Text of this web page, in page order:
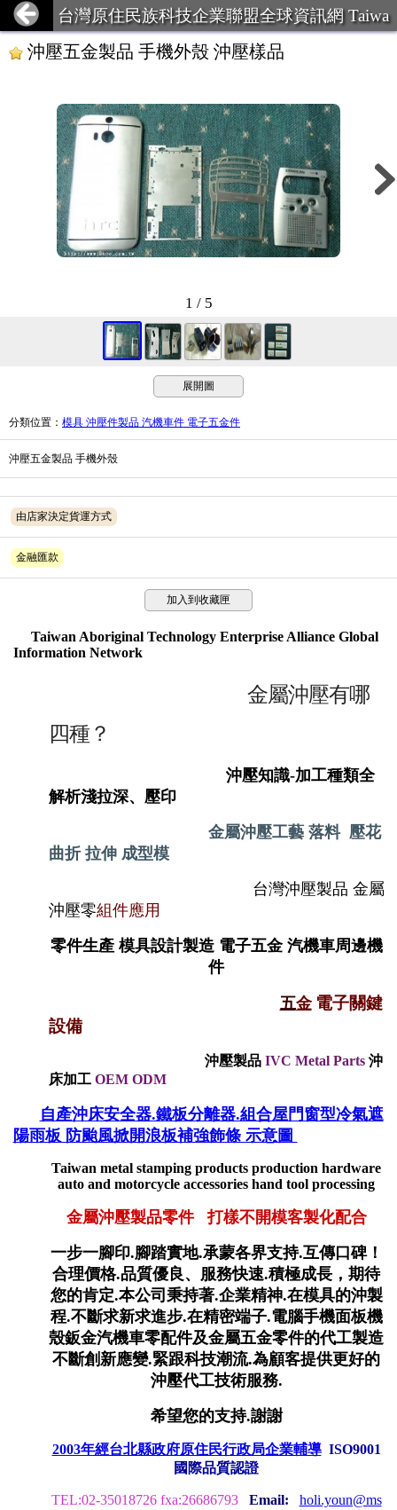
台灣原住民族科技企業聯盟全球資訊網 Taiwa
n Aboriginal Technology Ent
沖壓五金製品 手機外殼 沖壓樣品
1 / 5
展開圖
分類位置 ： 模具 沖壓件製品 汽機車件 電子五金件
沖壓五金製品 手機外殼
由店家決定貨運方式
金融匯款
加入到收藏匣
Taiwan Aboriginal Technology Enterprise Alliance Global
Information Network
金屬沖壓有哪
四種？
沖壓知識-加工種類全
解析淺拉深、壓印
金屬沖壓工藝 落料 壓花
曲折 拉伸 成型模
台灣沖壓製品 金屬
沖壓零組件應用
零件生產 模具設計製造 電子五金 汽機車周邊機
件
五金 電子關鍵
設備
沖壓製品 IVC Metal Parts 沖
床加工OEM ODM
自產沖床安全器.鐵板分離器.組合屋門窗型冷氣遮
陽雨板 防颱風掀開浪板補強飾條 示意圖
Taiwan metal stamping products production hardware
auto and motorcycle accessories hand tool processing
金屬沖壓製品零件 打樣不開模客製化配合
一步一腳印.腳踏實地.承蒙各界支持.互傳口碑！
合理價格.品質優良、服務快速.積極成長，期待
您的肯定.本公司秉持著.企業精神.在模具的沖製
程.不斷求新求進步.在精密端子.電腦手機面板機
殼鈑金汽機車零配件及金屬五金零件的代工製造
不斷創新應變.緊跟科技潮流.為顧客提供更好的
沖壓代工技術服務.
希望您的支持.謝謝
2003年經台北縣政府原住民行政局企業輔導 ISO9001
國際品質認證
TEL:02-35018726 fxa:26686793 Email: holi.youn@ms